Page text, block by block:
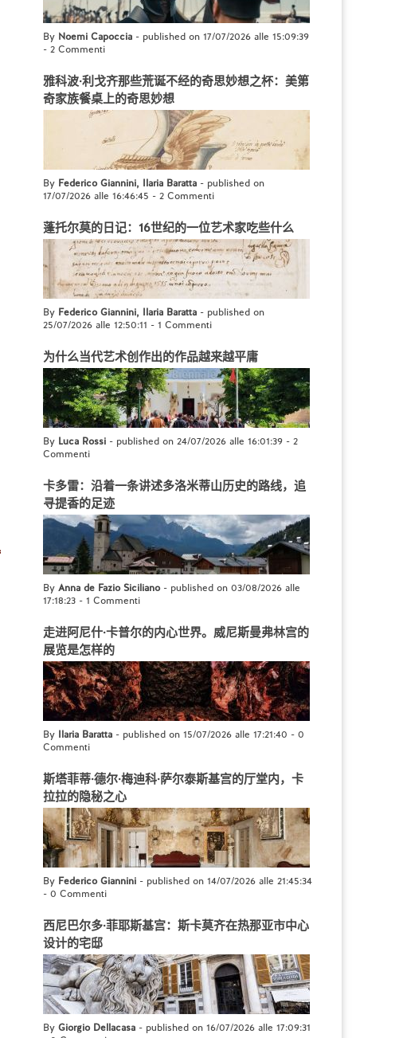
By Noemi Capoccia - published on 17/07/2026 alle 15:09:39
- 2 Commenti
雅科波·利戈齐那些荒诞不经的奇思妙想之杯：美第
奇家族餐桌上的奇思妙想
By Federico Giannini, Ilaria Baratta - published on
17/07/2026 alle 16:46:45 - 2 Commenti
蓬托尔莫的日记：16世纪的一位艺术家吃些什么
By Federico Giannini, Ilaria Baratta - published on
25/07/2026 alle 12:50:11 - 1 Commenti
为什么当代艺术创作出的作品越来越平庸
By Luca Rossi - published on 24/07/2026 alle 16:01:39 - 2
Commenti
卡多雷：沿着一条讲述多洛米蒂山历史的路线，追
寻提香的足迹
By Anna de Fazio Siciliano- published on 03/08/2026 alle
17:18:23 - 1 Commenti
走进阿尼什·卡普尔的内心世界。威尼斯曼弗林宫的
展览是怎样的
By Ilaria Baratta - published on 15/07/2026 alle 17:21:40 - 0
Commenti
斯塔菲蒂·德尔·梅迪科·萨尔泰斯基宫的厅堂内，卡
拉拉的隐秘之心
By Federico Giannini - published on 14/07/2026 alle 21:45:34
- 0 Commenti
西尼巴尔多·菲耶斯基宫：斯卡莫齐在热那亚市中心
设计的宅邸
By Giorgio Dellacasa - published on 16/07/2026 alle 17:09:31